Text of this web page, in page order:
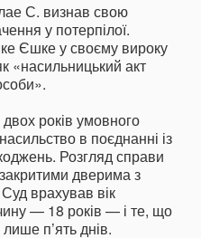
С. визнав свою
у потерпілої.
Єшке у своєму вироку
«насильницький акт
років умовного
в поєднанні із
Розгляд справи
дверима з
врахував вік
— 18 років — і те, що
п’ять днів.